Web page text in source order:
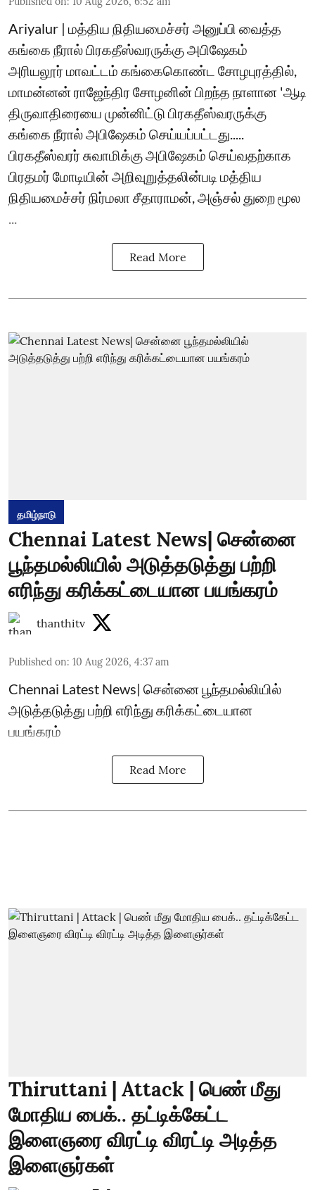
Ariyalur | மத்திய நிதியமைச்சர் அனுப்பி வைத்த
கங்கை நீரால் பிரகதீஸ்வரருக்கு அபிஷேகம்
அரியலூர் மாவட்டம் கங்கைகொண்ட சோழபுரத்தில்,
மாமன்னன் ராஜேந்திர சோழனின் பிறந்த நாளான 'ஆடி
திருவாதிரையை முன்னிட்டு பிரகதீஸ்வரருக்கு
கங்கை நீரால் அபிஷேகம் செய்யப்பட்டது.....
பிரகதீஸ்வரர் சுவாமிக்கு அபிஷேகம் செய்வதற்காக
பிரதமர் மோடியின் அறிவுறுத்தலின்படி மத்திய
நிதியமைச்சர் நிர்மலா சீதாராமன், அஞ்சல் துறை மூல
Read More
தமிழ்நாடு
Chennai Latest News| சென்னை
பூந்தமல்லியில் அடுத்தடுத்து பற்றி
எரிந்து கரிக்கட்டையான பயங்கரம்
thanthitv
Published on: 10 Aug 2026, 4:37 am
Chennai Latest News| சென்னை பூந்தமல்லியில்
அடுத்தடுத்து பற்றி எரிந்து கரிக்கட்டையான
பயங்கரம்
Read More
Thiruttani | Attack | பெண் மீது
மோதிய பைக்.. தட்டிக்கேட்ட
இளைஞரை விரட்டி விரட்டி அடித்த
இளைஞர்கள்